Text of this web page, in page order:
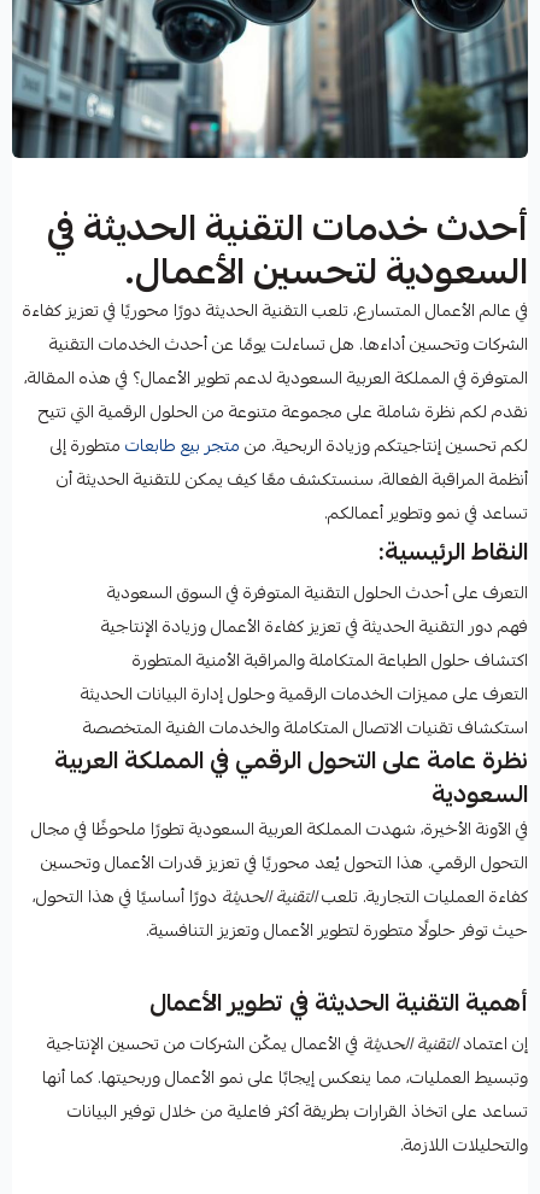
أحدث خدمات التقنية الحديثة في
السعودية لتحسين الأعمال.
في عالم الأعمال المتسارع، تلعب التقنية الحديثة دورًا محوريًا في تعزيز كفاءة
الشركات وتحسين أداءها. هل تساءلت يومًا عن أحدث الخدمات التقنية
المتوفرة في المملكة العربية السعودية لدعم تطوير الأعمال؟ في هذه المقالة،
نقدم لكم نظرة شاملة على مجموعة متنوعة من الحلول الرقمية التي تتيح
لكم تحسين إنتاجيتكم وزيادة الربحية. منمتجر بيع طابعاتمتطورة إلى
أنظمة المراقبة الفعالة، سنستكشف معًا كيف يمكن للتقنية الحديثة أن
تساعد في نمو وتطوير أعمالكم.
النقاط الرئيسية:
التعرف على أحدث الحلول التقنية المتوفرة في السوق السعودية
فهم دور التقنية الحديثة في تعزيز كفاءة الأعمال وزيادة الإنتاجية
اكتشاف حلول الطباعة المتكاملة والمراقبة الأمنية المتطورة
التعرف على مميزات الخدمات الرقمية وحلول إدارة البيانات الحديثة
استكشاف تقنيات الاتصال المتكاملة والخدمات الفنية المتخصصة
نظرة عامة على التحول الرقمي في المملكة العربية
السعودية
في الآونة الأخيرة، شهدت المملكة العربية السعودية تطورًا ملحوظًا في مجال
التحول الرقمي. هذا التحول يُعد محوريًا في تعزيز قدرات الأعمال وتحسين
كفاءة العمليات التجارية. تلعبالتقنية الحديثة دورًا أساسيًا في هذا التحول،
حيث توفر حلولًا متطورة لتطوير الأعمال وتعزيز التنافسية.
أهمية التقنية الحديثة في تطوير الأعمال
إن اعتمادالتقنية الحديثة في الأعمال يمكّن الشركات من تحسين الإنتاجية
وتبسيط العمليات، مما ينعكس إيجابًا على نمو الأعمال وربحيتها. كما أنها
تساعد على اتخاذ القرارات بطريقة أكثر فاعلية من خلال توفير البيانات
والتحليلات اللازمة.